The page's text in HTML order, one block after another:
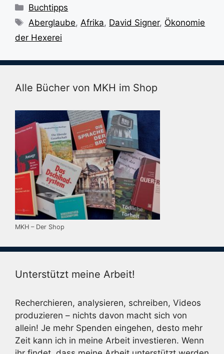
Kategorien
Buchtipps
Schlagwörter
Aberglaube,Afrika, David Signer, Ökonomie
der Hexerei
Alle Bücher von MKH im Shop
MKH – Der Shop
Unterstützt meine Arbeit!
Recherchieren, analysieren, schreiben, Videos
produzieren – nichts davon macht sich von
allein! Je mehr Spenden eingehen, desto mehr
Zeit kann ich in meine Arbeit investieren. Wenn